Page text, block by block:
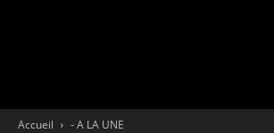
Accueil - A LA UNE